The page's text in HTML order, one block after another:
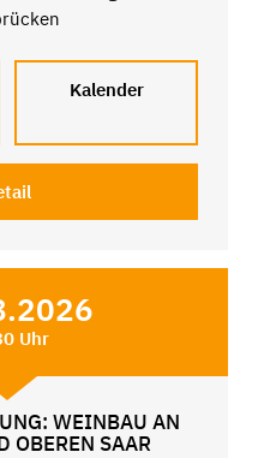
Kalender
Uhr
WEINBAU AN
OBEREN SAAR